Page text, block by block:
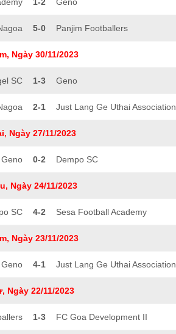
1-2 Geno
5-0 Panjim Footballers
Ngày 30/11/2023
SC 1-3 Geno
2-1 Just Lang Ge Uthai Association
Ngày 27/11/2023
Geno 0-2 Dempo SC
Ngày 24/11/2023
SC 4-2 Sesa Football Academy
Ngày 23/11/2023
Geno 4-1 Just Lang Ge Uthai Association
Ngày 22/11/2023
1-3 FC Goa Development II